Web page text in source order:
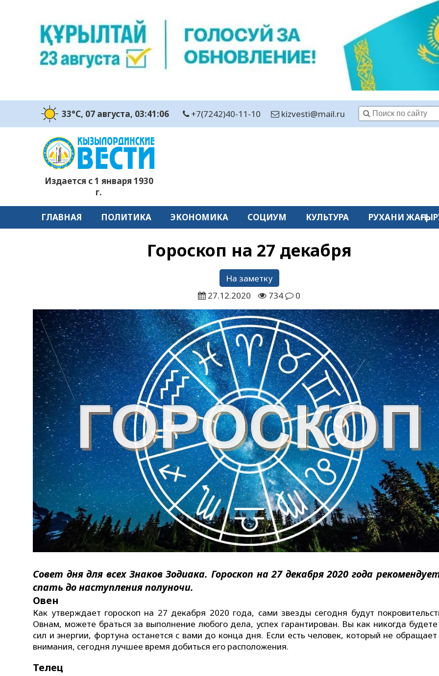
33°C, 07 августа, 03:41:08 +7(7242)40-11-10 kizvesti@mail.ru
Издается с 1 января 1930
г.
ГЛАВНАЯ ПОЛИТИКА ЭКОНОМИКА СОЦИУМ КУЛЬТУРА РУХАНИ
Гороскоп на 27 декабря
На заметку
27.12.2020
734 0
Совет дня для всех Знаков Зодиака. Гороскоп на 27 декабря 2020 года
спать до наступления полуночи.
Овен
Как утверждает гороскоп на 27 декабря 2020 года, сами звезды сегодня будут
Овнам, можете браться за выполнение любого дела, успех гарантирован. Вы как никогда
сил и энергии, фортуна останется с вами до конца дня. Если есть человек, который не обращает
внимания, сегодня лучшее время добиться его расположения.
Телец